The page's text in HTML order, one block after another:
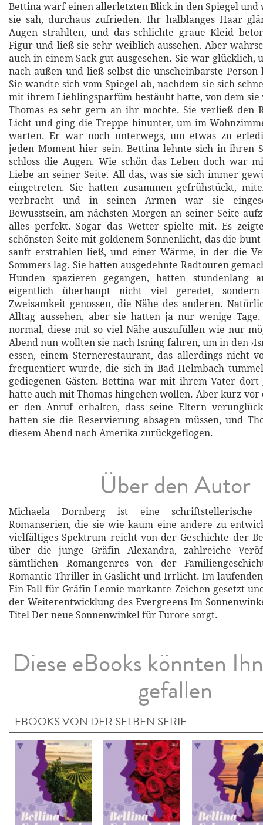
Bettina warf einen allerletzten Blick in den Spiegel und
sie sah, durchaus zufrieden. Ihr halblanges Haar
Augen strahlten, und das schlichte graue Kleid
Figur und ließ sie sehr weiblich aussehen. Aber
auch in einem Sack gut ausgesehen. Sie war glücklich,
nach außen und ließ selbst die unscheinbarste Person
Sie wandte sich vom Spiegel ab, nachdem sie sich
mit ihrem Lieblingsparfüm bestäubt hatte, von dem sie
Thomas es sehr gern an ihr mochte. Sie verließ den
Licht und ging die Treppe hinunter, um im
warten. Er war noch unterwegs, um etwas zu
jeden Moment hier sein. Bettina lehnte sich in ihren
schloss die Augen. Wie schön das Leben doch war
Liebe an seiner Seite. All das, was sie sich immer
eingetreten. Sie hatten zusammen gefrühstückt,
verbracht und in seinen Armen war sie
Bewusstsein, am nächsten Morgen an seiner Seite
alles perfekt. Sogar das Wetter spielte mit. Es
schönsten Seite mit goldenem Sonnenlicht, das die
sanft erstrahlen ließ, und einer Wärme, in der die
Sommers lag. Sie hatten ausgedehnte Radtouren
Hunden spazieren gegangen, hatten stundenlang
eigentlich überhaupt nicht viel geredet,
Zweisamkeit genossen, die Nähe des anderen.
Alltag aussehen, aber sie hatten ja nur wenige
normal, diese mit so viel Nähe auszufüllen wie nur
Abend nun wollten sie nach Isning fahren, um in den
essen, einem Sternerestaurant, das allerdings nicht
frequentiert wurde, die sich in Bad Helmbach
gediegenen Gästen. Bettina war mit ihrem Vater dort
hatte auch mit Thomas hingehen wollen. Aber kurz
er den Anruf erhalten, dass seine Eltern
hatten sie die Reservierung absagen müssen, und
diesem Abend nach Amerika zurückgeflogen.
Über den Autor
Michaela Dornberg ist eine schriftstellerische
Romanserien, die sie wie kaum eine andere zu
vielfältiges Spektrum reicht von der Geschichte der
über die junge Gräfin Alexandra, zahlreiche
sämtlichen Romangenres von der
Romantic Thriller in Gaslicht und Irrlicht. Im
Ein Fall für Gräfin Leonie markante Zeichen gesetzt
der Weiterentwicklung des Evergreens Im
Titel Der neue Sonnenwinkel für Furore sorgt.
Diese eBooks könnten
gefallen
EBOOKS VON DER SELBEN SERIE